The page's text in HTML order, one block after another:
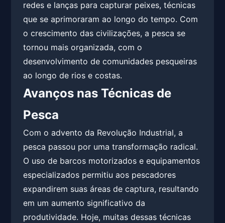
redes e lanças para capturar peixes, técnicas
que se aprimoraram ao longo do tempo. Com
o crescimento das civilizações, a pesca se
tornou mais organizada, com o
desenvolvimento de comunidades pesqueiras
ao longo de rios e costas.
Avanços nas Técnicas de
Pesca
Com o advento da Revolução Industrial, a
pesca passou por uma transformação radical.
O uso de barcos motorizados e equipamentos
especializados permitiu aos pescadores
expandirem suas áreas de captura, resultando
em um aumento significativo da
produtividade. Hoje, muitas dessas técnicas